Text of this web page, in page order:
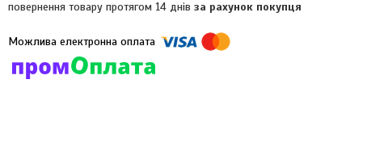
повернення товару протягом 14 днівза рахунок покупця